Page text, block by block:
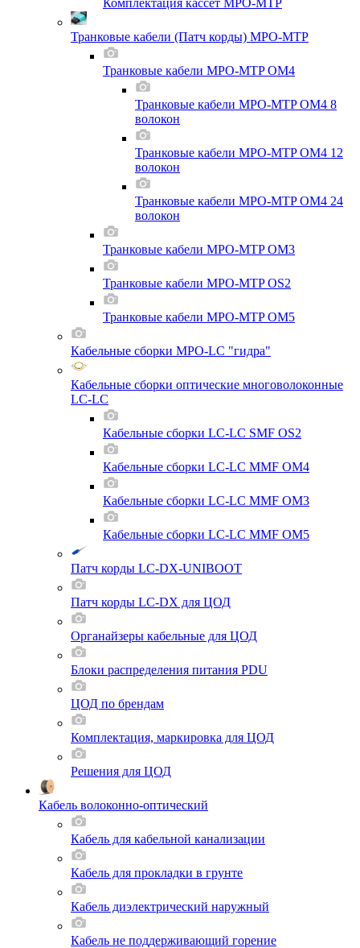
Комплектация кассет MPO-MTP
Транковые кабели (Патч корды) MPO-MTP
Транковые кабели MPO-MTP OM4
Транковые кабели MPO-MTP OM4 8
волокон
Транковые кабели MPO-MTP OM4 12
волокон
Транковые кабели MPO-MTP OM4 24
волокон
Транковые кабели MPO-MTP OM3
Транковые кабели MPO-MTP OS2
Транковые кабели MPO-MTP OM5
Кабельные сборки MPO-LC "гидра"
Кабельные сборки оптические многоволоконные
LC-LC
Кабельные сборки LC-LC SMF OS2
Кабельные сборки LC-LC MMF OM4
Кабельные сборки LC-LC MMF OM3
Кабельные сборки LC-LC MMF OM5
Патч корды LC-DX-UNIBOOT
Патч корды LC-DX для ЦОД
Органайзеры кабельные для ЦОД
Блоки распределения питания PDU
ЦОД по брендам
Комплектация, маркировка для ЦОД
Решения для ЦОД
Кабель волоконно-оптический
Кабель для кабельной канализации
Кабель для прокладки в грунте
Кабель диэлектрический наружный
Кабель не поддерживающий горение